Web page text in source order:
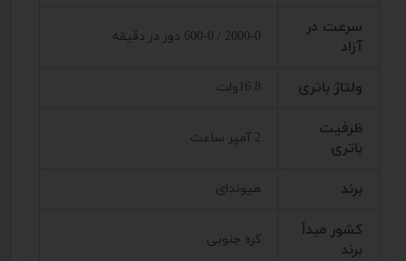
سرعت در
آزاد
2000-0 / 600-0 دور در دقیقه
ولتاژ باتری 16.8ولت
ظرفیت
باتری
2 آمپر ساعت
برند هیوندای
کشور مبدأ
برند
کره جنوبی